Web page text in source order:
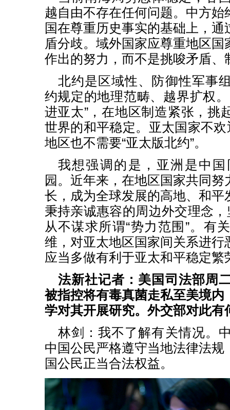
越自由不存在任何问题。中方始
国在尊重历史事实的基础上，
盾分歧。域外国家应尊重地区
作出的努力，而不是挑唆矛盾、
北约是区域性、防御性军事
约规定的地理范畴、越界扩权
进亚太”，在地区制造紧张，挑
世界的和平稳定。亚太国家不欢
地区也不需要“亚太版北约”。
我想强调的是，亚洲是中
园。近年来，在地区国家共同
长，成为全球发展的高地、和平
秉持亲诚惠容的周边外交理念，
从不谋求所谓“势力范围”。有
维，对亚太地区国家间关系进行
应当多做有利于亚太和平稳定繁
法新社记者：美国司法部周
被指控将有毒真菌走私至美境内
学对其开展研究。外交部对此有
林剑：我不了解有关情况。
中国公民严格遵守当地法律法规
国公民正当合法权益。